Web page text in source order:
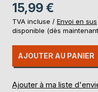
15,99 €
TVA incluse / Envoi en sus
disponible (dès
AJOUTER AU PANIER
Ajouter à ma liste